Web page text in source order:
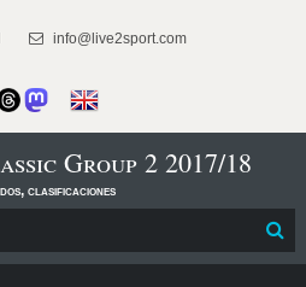
info@live2sport.com
Group 2 2017/18
clasificaciones